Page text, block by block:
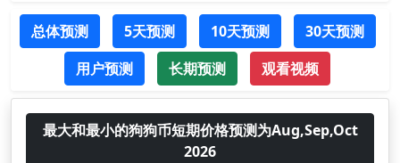
总体预测 5天预测 10天预测
30天预测
用户预测
长期预测 观看视频
最大和最小的狗狗币短期价格预测为Aug,Sep,Oct
2026